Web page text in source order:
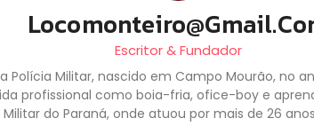
Escritor & Fundador
Polícia Militar, nascido em Campo Mourão, no
profissional como boia-fria, ofice-boy e
do Paraná, onde atuou por mais de 26